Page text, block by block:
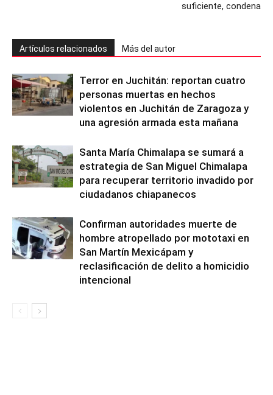
suficiente, condena
Artículos relacionados Más del autor
Terror en Juchitán: reportan cuatro
personas muertas en hechos
violentos en Juchitán de Zaragoza y
una agresión armada esta mañana
Santa María Chimalapa se sumará a
estrategia de San Miguel Chimalapa
para recuperar territorio invadido por
ciudadanos chiapanecos
Confirman autoridades muerte de
hombre atropellado por mototaxi en
San Martín Mexicápam y
reclasificación de delito a homicidio
intencional